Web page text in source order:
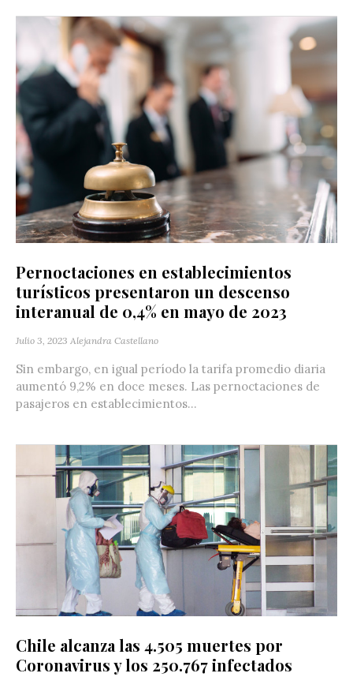
Pernoctaciones en establecimientos
turísticos presentaron un descenso
interanual de 0,4% en mayo de 2023
Julio 3, 2023 Alejandra Castellano
Sin embargo, en igual período la tarifa promedio diaria
aumentó 9,2% en doce meses. Las pernoctaciones de
pasajeros en establecimientos...
Chile alcanza las 4.505 muertes por
Coronavirus y los 250.767 infectados